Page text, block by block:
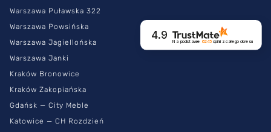
Warszawa Puławska 322
Warszawa Powsińska
Warszawa Jagiellońska
Warszawa Janki
Kraków Bronowice
Kraków Zakopiańska
Gdańsk — City Meble
Katowice — CH Rozdzień
4.9
Na podstawie 6245opinii z całego okresu